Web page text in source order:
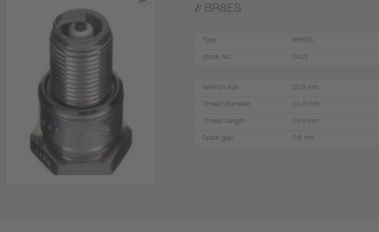
BR8ES
Type: BR8ES
Stock No.: 5422
Wrench size: 20,8 mm
Thread diameter: 14,0 mm
Thread Length: 19,0 mm
Spark gap: 0,8 mm